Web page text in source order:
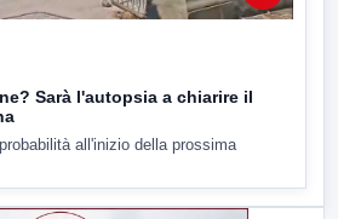
Sarà l'autopsia a chiarire il
all'inizio della prossima